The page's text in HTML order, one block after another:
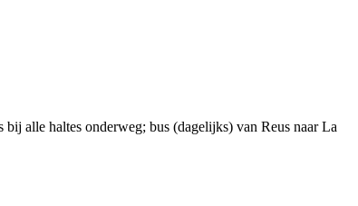
alle haltes onderweg; bus (dagelijks) van Reus naar La